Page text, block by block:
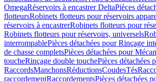
OmegaRéservoirs à encastrer DeltaPièces
flotteursRobinets flotteurs pour réservoirs
réservoirs à encastrerRobinets flotteurs pour
Robinets flotteurs pour réservoirs, universels
interrompablePièces détachées pour Rinçage
de chasse completsPièces détachées pour
toucheRinçage double touchePièces détachées
RaccordsManchonsRéductionsCoudesTés
raccordementRaccordementsPièces détachées